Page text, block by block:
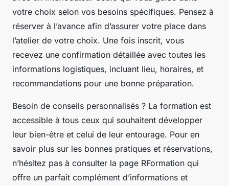
votre choix selon vos besoins spécifiques. Pensez à
réserver à l’avance afin d’assurer votre place dans
l’atelier de votre choix. Une fois inscrit, vous
recevez une confirmation détaillée avec toutes les
informations logistiques, incluant lieu, horaires, et
recommandations pour une bonne préparation.
Besoin de conseils personnalisés ? La formation est
accessible à tous ceux qui souhaitent développer
leur bien-être et celui de leur entourage. Pour en
savoir plus sur les bonnes pratiques et réservations,
n’hésitez pas à consulter la page RFormation qui
offre un parfait complément d’informations et